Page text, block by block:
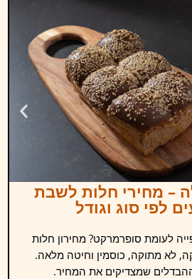
– מחירי חלות לשבת
לפי סוג וגודל
לעומת סופרמרקט? מחירון חלות
לא מתוקה, כוסמין וחיטה מלאה.
שמצדיקים את המחיר.